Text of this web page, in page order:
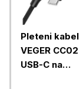
Pleteni kabel
VEGER CC02
USB-C na